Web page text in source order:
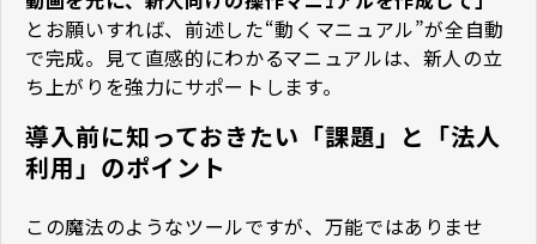
とお願いすれば、前述した“動くマニュアル”が全自動
で完成。見て直感的にわかるマニュアルは、新人の立
ち上がりを強力にサポートします。
導入前に知っておきたい「課題」と「法人
利用」のポイント
この魔法のようなツールですが、万能ではありませ